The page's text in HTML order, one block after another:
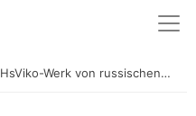
HsViko-Werk von russischen Kunden besucht